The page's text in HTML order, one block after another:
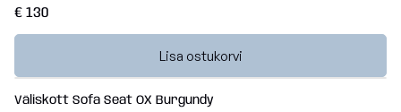
€ 130
Lisa ostukorvi
Väliskott Sofa Seat OX Burgundy